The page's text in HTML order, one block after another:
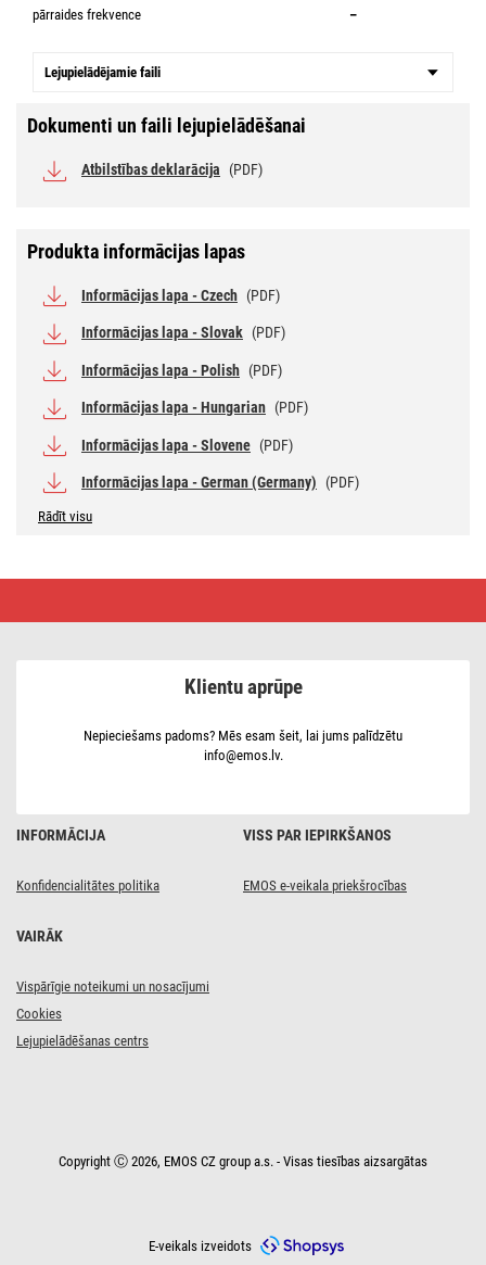
pārraides frekvence
–
Lejupielādējamie faili
Dokumenti un faili lejupielādēšanai
Atbilstības deklarācija (PDF)
Produkta informācijas lapas
Informācijas lapa - Czech (PDF)
Informācijas lapa - Slovak (PDF)
Informācijas lapa - Polish (PDF)
Informācijas lapa - Hungarian (PDF)
Informācijas lapa - Slovene (PDF)
Informācijas lapa - German (Germany) (PDF)
Rādīt visu
Basic
AukstsINFORMĀCIJA
Konfidencialitātes politika
VISS PAR IEPIRKŠANOS
EMOS e-veikala priekšrocības
VAIRĀK
Vispārīgie noteikumi un nosacījumi
Cookies
Lejupielādēšanas centrs
Klientu aprūpe
Nepieciešams padoms? Mēs esam šeit, lai jums palīdzētu
info@emos.lv.
Copyright Ⓒ 2026, EMOS CZ group a.s. - Visas tiesības aizsargātas
E-veikals izveidots